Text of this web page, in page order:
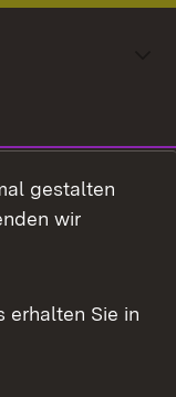
gestalten
wir
erhalten Sie in